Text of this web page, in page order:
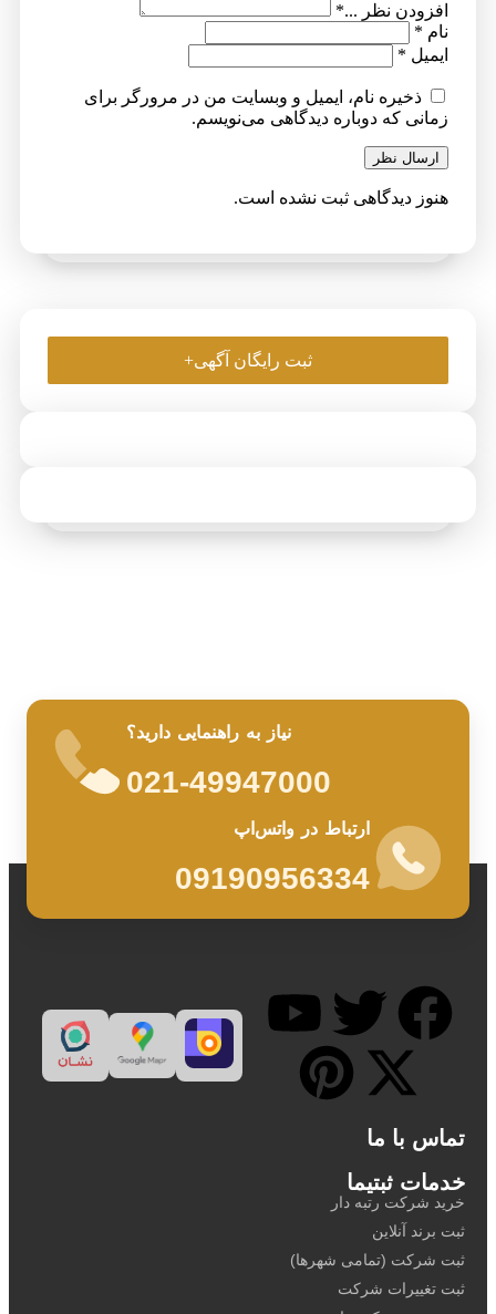
افزودن نظر ...*
نام *
ایمیل *
ذخیره نام، ایمیل و وبسایت من در مرورگر برای
زمانی که دوباره دیدگاهی می‌نویسم.
ارسال نظر
هنوز دیدگاهی ثبت نشده است.
ثبت رایگان آگهی+
نیاز به راهنمایی دارید؟
021-49947000
ارتباط در واتس‌اپ
09190956334
تماس با ما
خدمات ثبتیما
خرید شرکت رتبه دار
ثبت برند آنلاین
ثبت شرکت (تمامی شهرها)
ثبت تغییرات شرکت